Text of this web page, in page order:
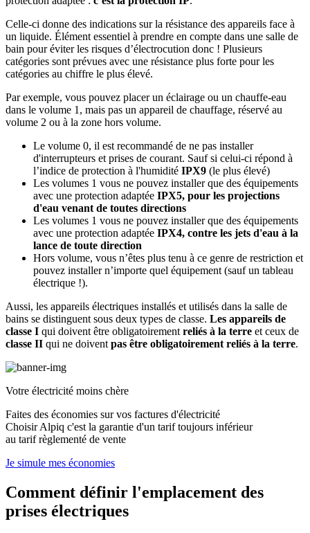
Celle-ci donne des indications sur la résistance des appareils face à
un liquide. Élément essentiel à prendre en compte dans une salle de
bain pour éviter les risques d’électrocution donc ! Plusieurs
catégories sont prévues avec une résistance plus forte pour les
catégories au chiffre le plus élevé.
Par exemple, vous pouvez placer un éclairage ou un chauffe-eau
dans le volume 1, mais pas un appareil de chauffage, réservé au
volume 2 ou à la zone hors volume.
Le volume 0, il est recommandé de ne pas installer
d'interrupteurs et prises de courant. Sauf si celui-ci répond à
l’indice de protection à l'humidité IPX9 (le plus élevé)
Les volumes 1 vous ne pouvez installer que des équipements
avec une protection adaptée IPX5, pour les projections
d'eau venant de toutes directions
Les volumes 1 vous ne pouvez installer que des équipements
avec une protection adaptée IPX4, contre les jets d'eau à la
lance de toute direction
Hors volume, vous n’êtes plus tenu à ce genre de restriction et
pouvez installer n’importe quel équipement (sauf un tableau
électrique !).
Aussi, les appareils électriques installés et utilisés dans la salle de
bains se distinguent sous deux types de classe. Les appareils de
classe I qui doivent être obligatoirement reliés à la terre et ceux de
classe II qui ne doivent pas être obligatoirement reliés à la terre.
Votre électricité moins chère
Faites des économies sur vos factures d'électricité
Choisir Alpiq c'est la garantie d'un tarif toujours inférieur
au tarif règlementé de vente
Je simule mes économies
Comment définir l'emplacement des
prises électriques